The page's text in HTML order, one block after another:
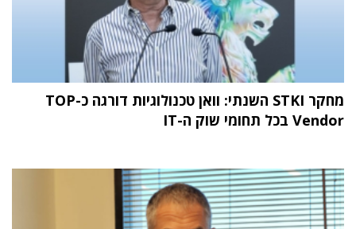
מחקר STKI השנתי: וואן טכנולוגיות דורגה כ-TOP
Vendor בכל תחומי שוק ה-IT